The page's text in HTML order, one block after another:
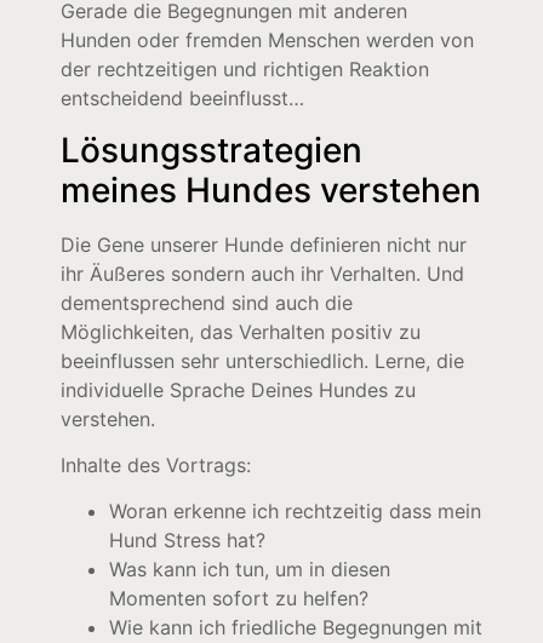
Gerade die Begegnungen mit anderen
Hunden oder fremden Menschen werden von
der rechtzeitigen und richtigen Reaktion
entscheidend beeinflusst…
Lösungsstrategien
meines Hundes verstehen
Die Gene unserer Hunde definieren nicht nur
ihr Äußeres sondern auch ihr Verhalten. Und
dementsprechend sind auch die
Möglichkeiten, das Verhalten positiv zu
beeinflussen sehr unterschiedlich. Lerne, die
individuelle Sprache Deines Hundes zu
verstehen.
Inhalte des Vortrags:
Woran erkenne ich rechtzeitig dass mein
Hund Stress hat?
Was kann ich tun, um in diesen
Momenten sofort zu helfen?
Wie kann ich friedliche Begegnungen mit